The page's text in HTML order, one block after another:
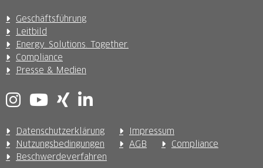
Geschäftsführung
Leitbild
Energy. Solutions. Together.
Compliance
Presse & Medien
Datenschutzerklärung
Impressum
Nutzungsbedingungen
AGB
Compliance
Beschwerdeverfahren